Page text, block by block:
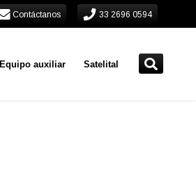
Contáctanos 33 2696 0594
Equipo auxiliar Satelital